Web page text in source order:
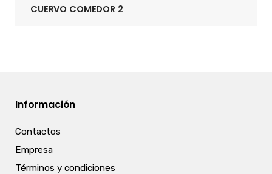
CUERVO COMEDOR 2
Información
Contactos
Empresa
Términos y condiciones